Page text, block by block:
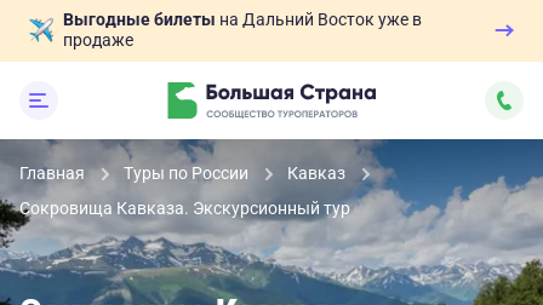
Выгодные билеты на Дальний Восток уже в
продаже
Главная Туры по России
Кавказ
Сокровища Кавказа. Экскурсионный тур